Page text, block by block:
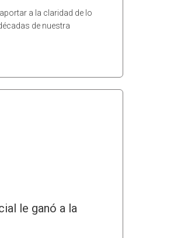
a la claridad de lo
de nuestra
le ganó a la